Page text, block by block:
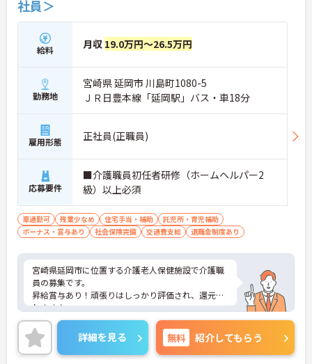
社員＞
給料 月収 19.0万円～26.5万円
勤務地
宮崎県 延岡市 川島町1080-5
ＪＲ日豊本線「延岡駅」バス・車18分
雇用形態 正社員(正職員)
応募要件
■介護職員初任者研修（ホームヘルパー2
級）以上必須
車通勤可 残業少なめ 住宅手当・補助
託児所・育児補助
ボーナス・賞与あり
社会保険完備 交通費支給 退職金制度あり
宮崎県延岡市に位置する介護老人保健施設で介護職
員の募集です。
昇給賞与あり！頑張りはしっかり評価され、還元さ
れます♪
また、託児所があるので子育て中の方も働きやすい
環境です！
ご興味のある方はご面接のポイントお伝えしますの
でご気軽にお問い合わせください。
詳細を見る 無料 紹介してもらう